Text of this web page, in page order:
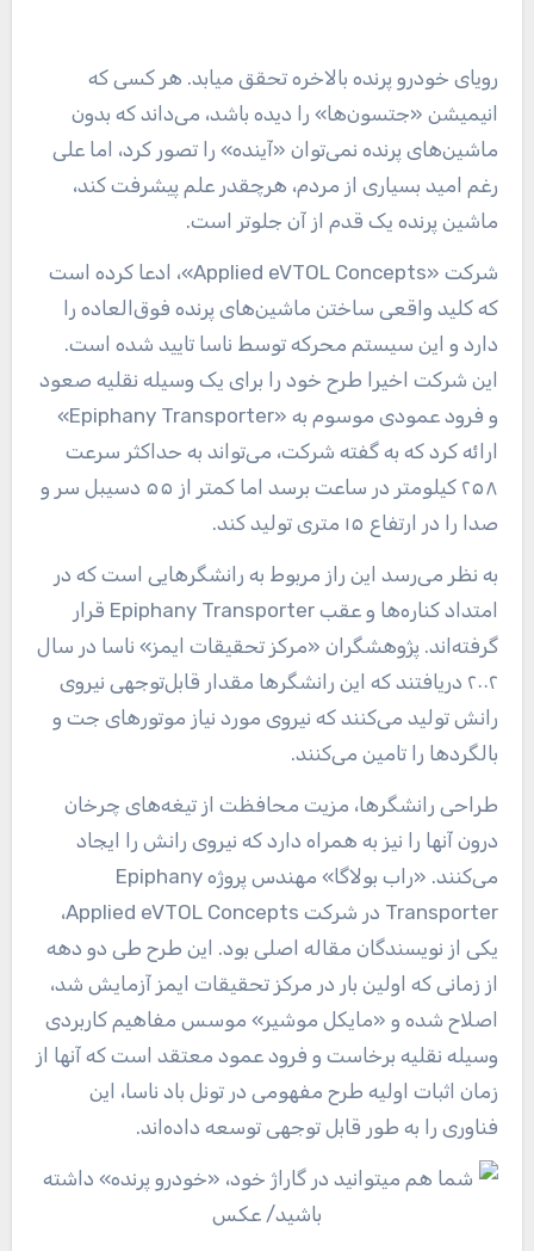
رویای خودرو پرنده بالاخره تحقق میابد. هر کسی که
انیمیشن «جتسون‌ها» را دیده باشد، می‌داند که بدون
ماشین‌های پرنده نمی‌توان «آینده» را تصور کرد، اما علی
رغم امید بسیاری از مردم، هرچقدر علم پیشرفت کند،
ماشین پرنده یک قدم از آن جلوتر است.
شرکت «Applied eVTOL Concepts»، ادعا کرده است
که کلید واقعی ساختن ماشین‌های پرنده فوق‌العاده را
دارد و این سیستم محرکه توسط ناسا تایید شده است.
این شرکت اخیرا طرح خود را برای یک وسیله نقلیه صعود
و فرود عمودی موسوم به «Epiphany Transporter»
ارائه کرد که به گفته شرکت، می‌تواند به حداکثر سرعت
۲۵۸ کیلومتر در ساعت برسد اما کمتر از ۵۵ دسیبل سر و
صدا را در ارتفاع ۱۵ متری تولید ‌کند.
به نظر می‌رسد این راز مربوط به رانشگرهایی است که در
امتداد کناره‌ها و عقب Epiphany Transporter قرار
گرفته‌اند. پژوهشگران «مرکز تحقیقات ایمز» ناسا در سال
۲۰۰۲ دریافتند که این رانشگرها مقدار قابل‌توجهی نیروی
رانش تولید می‌کنند که نیروی مورد نیاز موتورهای جت و
بالگردها را تامین می‌کنند.
طراحی رانشگرها، مزیت محافظت از تیغه‌های چرخان
درون آنها را نیز به همراه دارد که نیروی رانش را ایجاد
می‌کنند. «راب بولاگا» مهندس پروژه Epiphany
Transporter در شرکت Applied eVTOL Concepts،
یکی از نویسندگان مقاله اصلی بود. این طرح طی دو دهه
از زمانی که اولین بار در مرکز تحقیقات ایمز آزمایش شد،
اصلاح شده و «مایکل موشیر» موسس مفاهیم کاربردی
وسیله نقلیه برخاست و فرود عمود معتقد است که آنها از
زمان اثبات اولیه طرح مفهومی در تونل باد ناسا، این
فناوری را به طور قابل توجهی توسعه داده‌اند.